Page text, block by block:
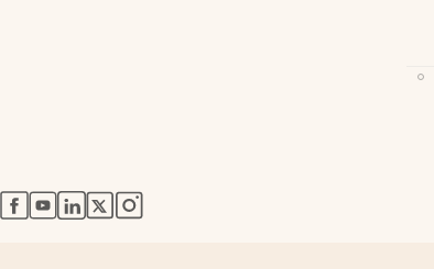
abre en nueva pestaña
abre en nueva pestaña
abre en nueva pestaña
abre en nueva pestaña
abre en nueva pestaña